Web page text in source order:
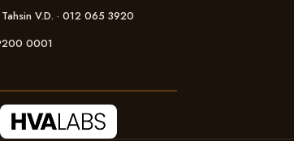
V.D. · 012 065 3920
0001